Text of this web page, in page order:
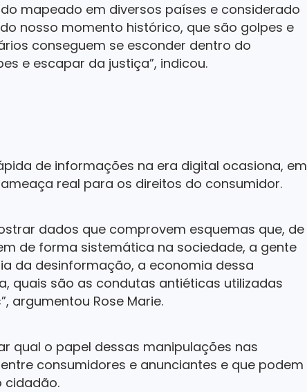
mapeado em diversos países e considerado
nosso momento histórico, que são golpes e
conseguem se esconder dentro do
e escapar da justiça”, indicou.
de informações na era digital ocasiona, em
real para os direitos do consumidor.
dados que comprovem esquemas que, de
de forma sistemática na sociedade, a gente
da desinformação, a economia dessa
quais são as condutas antiéticas utilizadas
argumentou Rose Marie.
qual o papel dessas manipulações nas
consumidores e anunciantes e que podem
cidadão.